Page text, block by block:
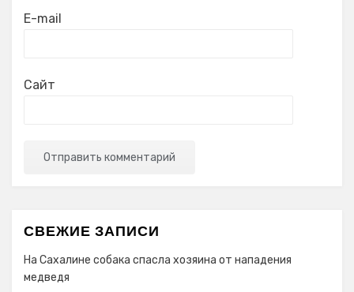
E-mail
Сайт
СВЕЖИЕ ЗАПИСИ
На Сахалине собака спасла хозяина от нападения
медведя